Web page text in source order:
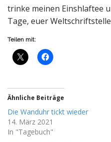
Teilen mit:
Ähnliche Beiträge
Die Wanduhr tickt wieder
14. März 2021
In "Tagebuch"